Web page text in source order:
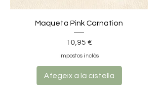
Maqueta Pink Carnation
Preu
10,95 €
Impostos inclòs
Afegeix a la cistella